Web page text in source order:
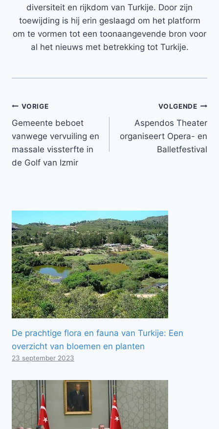
diversiteit en rijkdom van Turkije. Door zijn
toewijding is hij erin geslaagd om het platform
om te vormen tot een toonaangevende bron voor
al het nieuws met betrekking tot Turkije.
Bericht
navigatie
VORIGE
Gemeente beboet
vanwege vervuiling en
massale vissterfte in
de Golf van Izmir
VOLGENDE
Aspendos Theater
organiseert Opera- en
Balletfestival
De prachtige flora en fauna van Turkije: Een
overzicht van bloemen en planten
23 september 2023